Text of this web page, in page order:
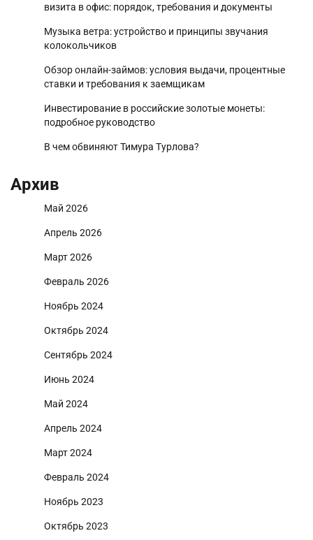
визита в офис: порядок, требования и документы
Музыка ветра: устройство и принципы звучания
колокольчиков
Обзор онлайн-займов: условия выдачи, процентные
ставки и требования к заемщикам
Инвестирование в российские золотые монеты:
подробное руководство
В чем обвиняют Тимура Турлова?
Архив
Май 2026
Апрель 2026
Март 2026
Февраль 2026
Ноябрь 2024
Октябрь 2024
Сентябрь 2024
Июнь 2024
Май 2024
Апрель 2024
Март 2024
Февраль 2024
Ноябрь 2023
Октябрь 2023